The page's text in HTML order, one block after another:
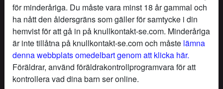
för minderåriga. Du måste vara minst 18 år gammal och
ha nått den åldersgräns som gäller för samtycke i din
hemvist för att gå in på knullkontakt-se.com. Minderåriga
är inte tillåtna på knullkontakt-se.com och måste lämna
denna webbplats omedelbart genom att klicka här.
Föräldrar, använd föräldrakontrollprogramvara för att
kontrollera vad dina barn ser online.